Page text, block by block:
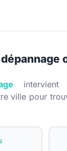
intervient
ville pour